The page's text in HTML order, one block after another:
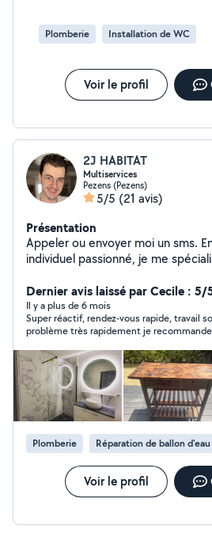
Plomberie Installation de WC
Voir le profil
2J HABITAT
Multiservices
Pezens (Pezens)
5/5 (21 avis)
Présentation
Appeler ou envoyer moi un sms.
individuel passionné, je me
personnalisée garantit une
chaque détail.
Dernier avis laissé par Cecile : 5/
Il y a plus de 6 mois
Super réactif, rendez-vous rapide, travail
problème très rapidement je
Plomberie Réparation de ballon
Voir le profil